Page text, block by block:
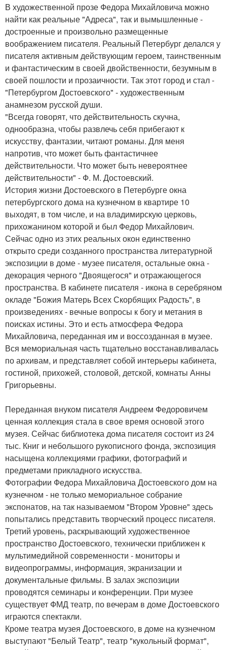
В художественной прозе Федора Михайловича можно
найти как реальные "Адреса", так и вымышленные -
достроенные и произвольно размещенные
воображением писателя. Реальный Петербург делался у
писателя активным действующим героем, таинственным
и фантастическим в своей двойственности, безумным в
своей пошлости и прозаичности. Так этот город и стал -
"Петербургом Достоевского" - художественным
анамнезом русской души.
"Всегда говорят, что действительность скучна,
однообразна, чтобы развлечь себя прибегают к
искусству, фантазии, читают романы. Для меня
напротив, что может быть фантастичнее
действительности. Что может быть невероятнее
действительности" - Ф. М. Достоевский.
История жизни Достоевского в Петербурге окна
петербургского дома на кузнечном в квартире 10
выходят, в том числе, и на владимирскую церковь,
прихожанином которой и был Федор Михайлович.
Сейчас одно из этих реальных окон единственно
открыто среди созданного пространства литературной
экспозиции в доме - музее писателя, остальные окна -
декорация черного "Двоящегося" и отражающегося
пространства. В кабинете писателя - икона в серебряном
окладе "Божия Матерь Всех Скорбящих Радость", в
произведениях - вечные вопросы к богу и метания в
поисках истины. Это и есть атмосфера Федора
Михайловича, переданная им и воссозданная в музее.
Вся мемориальная часть тщательно восстанавливалась
по архивам, и представляет собой интерьеры кабинета,
гостиной, прихожей, столовой, детской, комнаты Анны
Григорьевны.
Переданная внуком писателя Андреем Федоровичем
ценная коллекция стала в свое время основой этого
музея. Сейчас библиотека дома писателя состоит из 24
тыс. Книг и небольшого рукописного фонда, экспозиция
насыщена коллекциями графики, фотографий и
предметами прикладного искусства.
Фотографии Федора Михайловича Достоевского дом на
кузнечном - не только мемориальное собрание
экспонатов, на так называемом "Втором Уровне" здесь
попытались представить творческий процесс писателя.
Третий уровень, раскрывающий художественное
пространство Достоевского, технически приближен к
мультимедийной современности - мониторы и
видеопрограммы, информация, экранизации и
документальные фильмы. В залах экспозиции
проводятся семинары и конференции. При музее
существует ФМД театр, по вечерам в доме Достоевского
играются спектакли.
Кроме театра музея Достоевского, в доме на кузнечном
выступают "Белый Театр", театр "кукольный формат",